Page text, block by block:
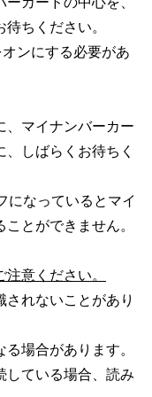
ちください。
ンにする必要があ
、マイナンバーカー
しばらくお待ちく
なっているとマイ
とができません。
意ください。
されないことがあり
場合があります。
している場合、読み